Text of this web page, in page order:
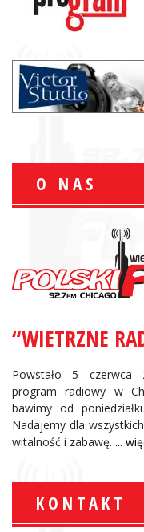
O NAS
“WIETRZNE
Powstało 5 czerwca
program radiowy w
bawimy od
Nadajemy dla
witalność i zabawę. ...
KONTAKT